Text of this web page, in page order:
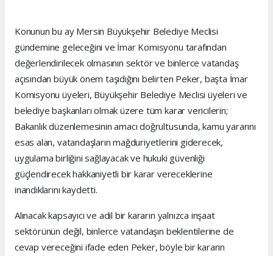
Konunun bu ay Mersin Büyükşehir Belediye Meclisi
gündemine geleceğini ve İmar Komisyonu tarafından
değerlendirilecek olmasının sektör ve binlerce vatandaş
açısından büyük önem taşıdığını belirten Peker, başta İmar
Komisyonu üyeleri, Büyükşehir Belediye Meclisi üyeleri ve
belediye başkanları olmak üzere tüm karar vericilerin;
Bakanlık düzenlemesinin amacı doğrultusunda, kamu yararını
esas alan, vatandaşların mağduriyetlerini giderecek,
uygulama birliğini sağlayacak ve hukuki güvenliği
güçlendirecek hakkaniyetli bir karar vereceklerine
inandıklarını kaydetti.
Alınacak kapsayıcı ve adil bir kararın yalnızca inşaat
sektörünün değil, binlerce vatandaşın beklentilerine de
cevap vereceğini ifade eden Peker, böyle bir kararın